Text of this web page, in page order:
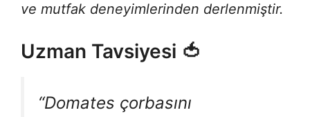
ve mutfak deneyimlerinden derlenmiştir.
Uzman Tavsiyesi 🍅
“Domates çorbasını